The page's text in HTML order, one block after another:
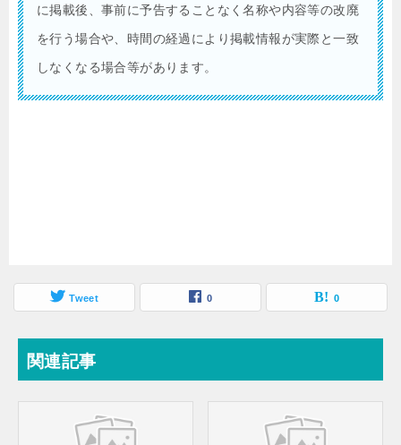
に掲載後、事前に予告することなく名称や内容等の改廃
を行う場合や、時間の経過により掲載情報が実際と一致
しなくなる場合等があります。
Tweet 0 0
関連記事